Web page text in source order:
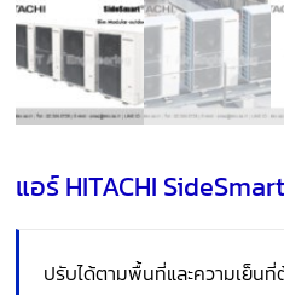
แอร์ HITACHI
ปรับได้ตามพื้นที่และความเย็นที่